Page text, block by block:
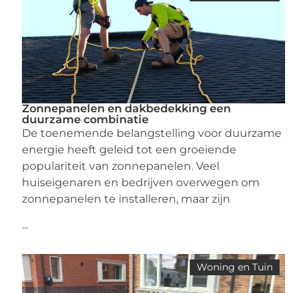
Zonnepanelen en dakbedekking een
duurzame combinatie
De toenemende belangstelling voor duurzame
energie heeft geleid tot een groeiende
populariteit van zonnepanelen. Veel
huiseigenaren en bedrijven overwegen om
zonnepanelen te installeren, maar zijn
...
Woning en Tuin